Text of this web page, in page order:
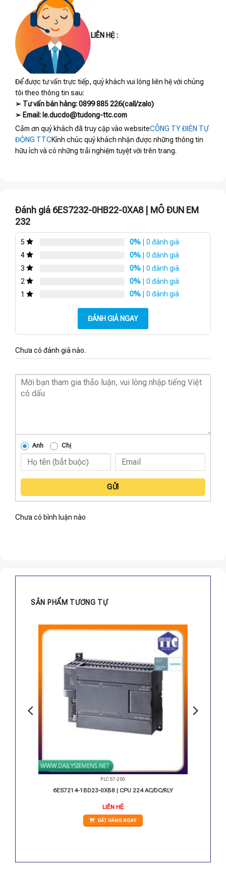
LIÊN HỆ :
Để được tư vấn trực tiếp, quý khách vui lòng liên hệ với chúng
tôi theo thông tin sau:
➢ Tư vấn bán hàng: 0899 885 226(call/zalo)
➢ Email: le.ducdo@tudong-ttc.com
Cảm ơn quý khách đã truy cập vào websiteCÔNG TY ĐIỆN TỰ
ĐỘNG TTCKính chúc quý khách nhận được những thông tin
hữu ích và có những trải nghiệm tuyệt vời trên trang.
Đánh giá 6ES7232-0HB22-0XA8 | MÔ ĐUN EM
232
5 0% | 0 đánh giá
4
0% | 0 đánh giá
3
0% | 0 đánh giá
2
0% | 0 đánh giá
1
0% | 0 đánh giá
ĐÁNH GIÁ NGAY
Chưa có đánh giá nào.
Anh Chị
GỬI
Chưa có bình luận nào
SẢN PHẨM TƯƠNG TỰ
PLC S7-200
6ES7214-1BD23-0XB8 | CPU 224 AC/DC/RLY
LIÊN HỆ
ĐẶT HÀNG NGAY